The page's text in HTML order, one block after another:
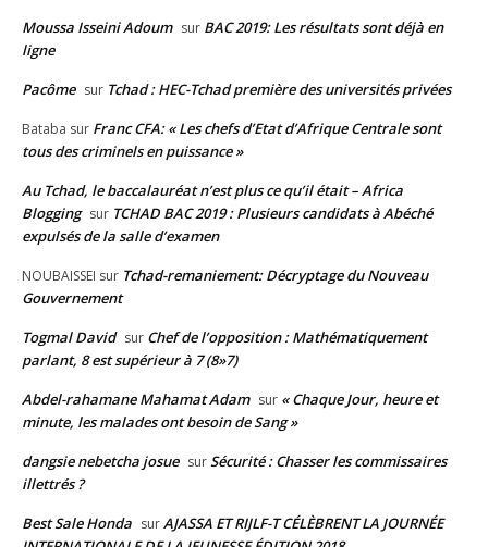
Moussa Isseini Adoum sur BAC 2019: Les résultats sont déjà en
ligne
Pacôme sur Tchad : HEC-Tchad première des universités privées
Bataba sur Franc CFA: « Les chefs d’Etat d’Afrique Centrale sont
tous des criminels en puissance »
Au Tchad, le baccalauréat n’est plus ce qu’il était – Africa
Blogging sur TCHAD BAC 2019 : Plusieurs candidats à Abéché
expulsés de la salle d’examen
NOUBAISSEI sur Tchad-remaniement: Décryptage du Nouveau
Gouvernement
Togmal David sur Chef de l’opposition : Mathématiquement
parlant, 8 est supérieur à 7 (8»7)
Abdel-rahamane Mahamat Adam sur « Chaque Jour, heure et
minute, les malades ont besoin de Sang »
dangsie nebetcha josue surSécurité : Chasser les commissaires
illettrés ?
Best Sale Honda surAJASSA ET RIJLF-T CÉLÈBRENT LA JOURNÉE